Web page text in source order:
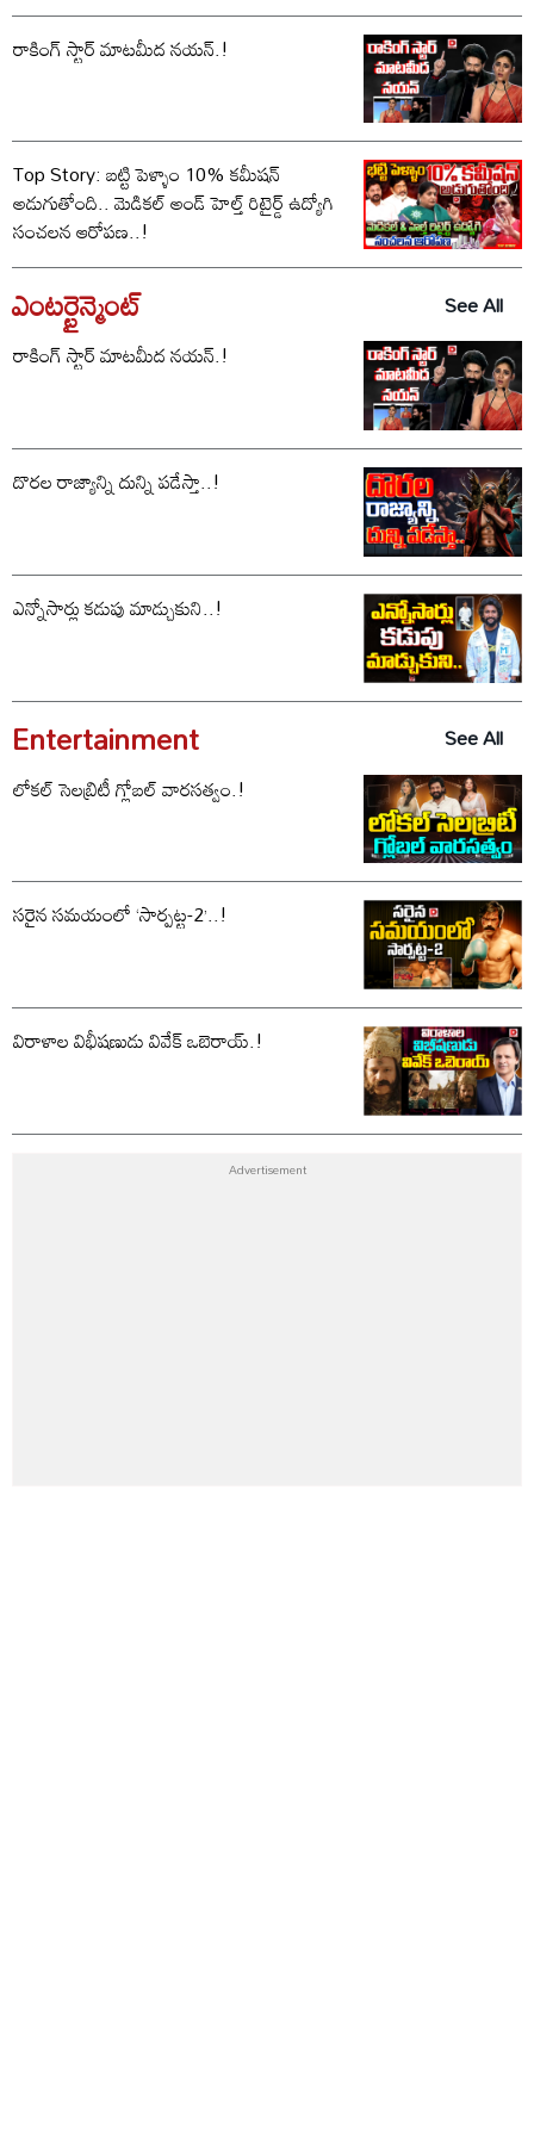
రాకింగ్ స్టార్ మాటమీద నయన్.!
Top Story: బట్టి పెళ్ళాం 10% కమీషన్‌
అడుగుతోంది.. మెడికల్ అండ్ హెల్త్ రిటైర్డ్ ఉద్యోగి
సంచలన ఆరోపణ..!
ఎంటర్టైన్మెంట్
See All
రాకింగ్ స్టార్ మాటమీద నయన్.!
దొరల రాజ్యాన్ని దున్ని పడేస్తా..!
ఎన్నోసార్లు కడుపు మాడ్చుకుని..!
Entertainment
See All
లోకల్ సెలబ్రిటీ గ్లోబల్ వారసత్వం.!
సరైన సమయంలో ‘సార్పట్ట-2’..!
విరాళాల విభీషణుడు వివేక్ ఒబెరాయ్.!